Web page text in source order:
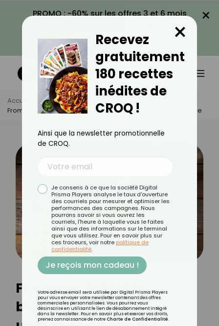
PROMO : -60% sur les offres 3 et 6 mois
VOIR LA PROMO
×
Accueil Actus
Alimentation
Fromage De Brebis : Bienfaits, Calories Et Utilisation En Cuisine
Fromage de brebis :
bienfaits, calories et
Recevez
gratuitement
180 recettes
inédites de
CROQ !
×
Ainsi que la newsletter promotionnelle
de CROQ.
Je consens à ce que la société Digital
Prisma Players analyse le taux d'ouverture
des courriels pour mesurer et optimiser les
performances des campagnes. Nous
pourrons savoir si vous ouvrez les
courriels, l'heure à laquelle vous le faites
ainsi que des informations sur le terminal
que vous utilisez. Pour en savoir plus sur
ces traceurs, voir notre politique de
confidentialité.
Je reçois mon cadeau !
Votre adresse email sera utilisée par Digital Prisma Players
pour vous envoyer votre newsletter contenant des offres
commerciales personnalisées. Vous pourrez vous
désinscrire en utilisant le lien de désabonnement intégré
dans la newsletter. Pour en savoir plus et exercer vos droits,
prenez connaissance de notre Charte de Confidentialité.